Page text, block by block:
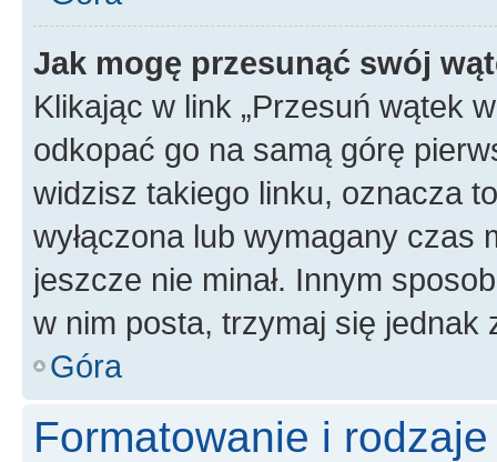
Jak mogę przesunąć swój
Klikając w link „Przesuń wątek
odkopać go na samą górę
widzisz takiego linku, oznacza
wyłączona lub wymagany czas
jeszcze nie minał. Innym
w nim posta, trzymaj się jednak
Góra
Formatowanie i